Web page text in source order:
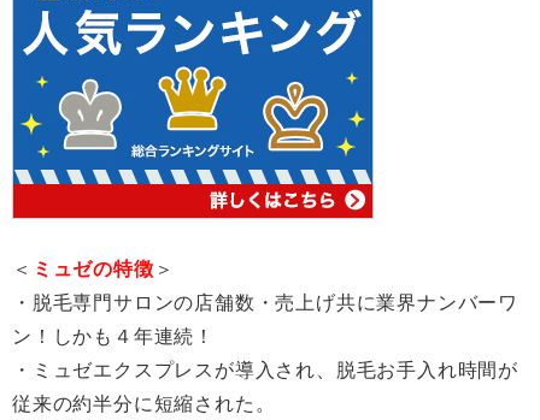
＜ ミュゼの特徴 ＞
・脱毛専門サロンの店舗数・売上げ共に業界ナンバーワ
ン！しかも４年連続！
・ミュゼエクスプレスが導入され、脱毛お手入れ時間が
従来の約半分に短縮された。